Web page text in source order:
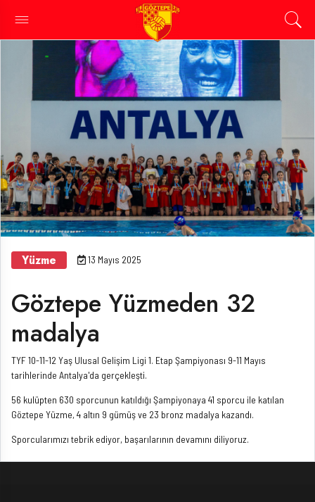
Yüzme 13 Mayıs 2025
Göztepe Yüzmeden 32
madalya
TYF 10-11-12 Yaş Ulusal Gelişim Ligi 1. Etap Şampiyonası 9-11 Mayıs
tarihlerinde Antalya'da gerçekleşti.
56 kulüpten 630 sporcunun katıldığı Şampiyonaya 41 sporcu ile katılan
Göztepe Yüzme, 4 altın 9 gümüş ve 23 bronz madalya kazandı.
Sporcularımızı tebrik ediyor, başarılarının devamını diliyoruz.